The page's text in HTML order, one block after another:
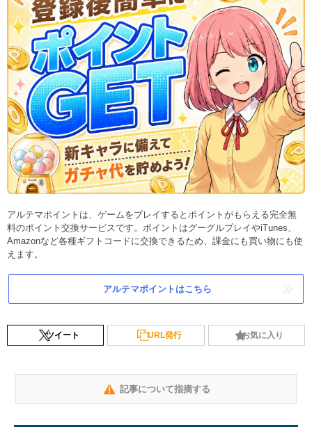
アルテマポイントは、ゲームをプレイするとポイントがもらえる完全無
料のポイント交換サービスです。ポイントはグーグルプレイやiTunes、
Amazonなど各種ギフトコードに交換できるため、課金にも買い物にも使
えます。
アルテマポイントはこちら
ツイート URL発行 お気に入り
記事について指摘する